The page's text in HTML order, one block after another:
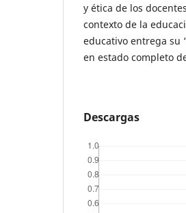
y ética de los
contexto de la
educativo entrega su
en estado completo
Descargas